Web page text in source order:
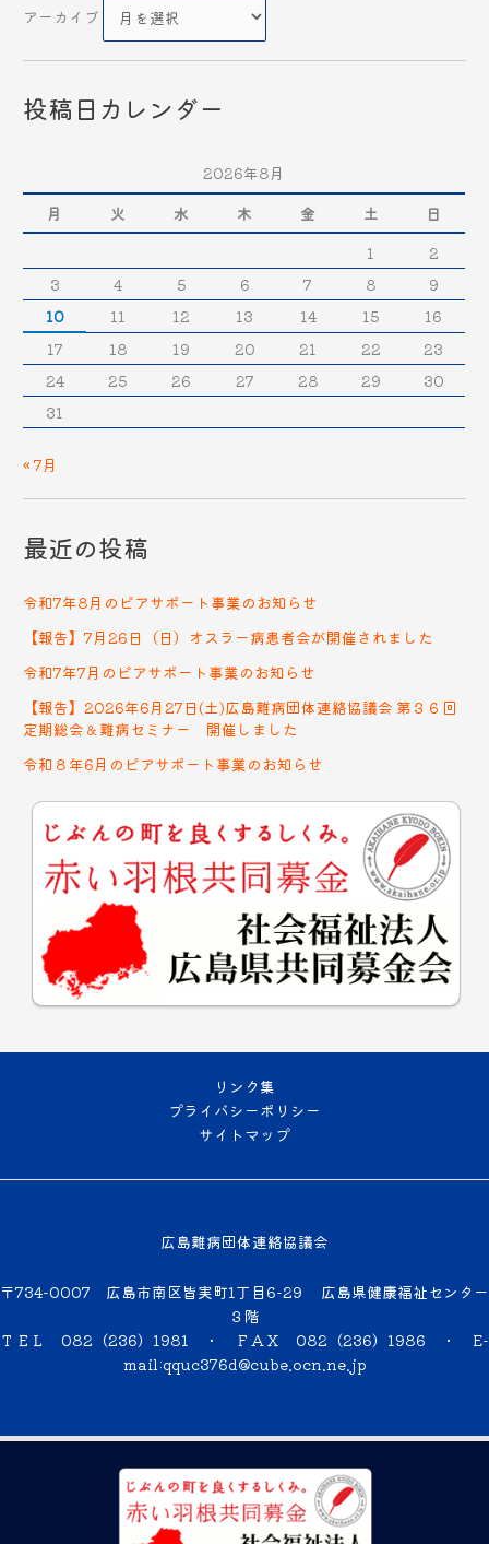
アーカイブ
投稿日カレンダー
2026年8月
月
火 水 木 金 土
日
1
2
3
4 5 6 7 8
9
10
11 12 13 14 15
16
17
18 19 20 21 22
23
24
25 26 27 28 29
30
31
« 7月
最近の投稿
令和7年8月のピアサポート事業のお知らせ
【報告】7月26日（日）オスラー病患者会が開催されました
令和7年7月のピアサポート事業のお知らせ
【報告】2026年6月27日(土)広島難病団体連絡協議会 第３６回
定期総会＆難病セミナー 開催しました
令和８年6月のピアサポート事業のお知らせ
リンク集
プライバシーポリシー
サイトマップ
広島難病団体連絡協議会
〒734-0007 広島市南区皆実町1丁目6-29 広島県健康福祉センター
３階
ＴＥＬ 082（236）1981 ・ ＦＡＸ 082（236）1986 ・ E-
mail:qquc376d@cube.ocn.ne.jp